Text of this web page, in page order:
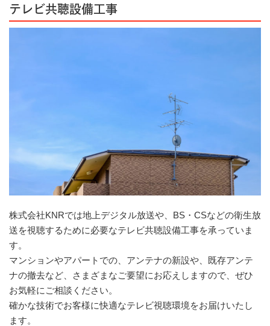
テレビ共聴設備工事
株式会社KNRでは地上デジタル放送や、BS・CSなどの衛生放
送を視聴するために必要なテレビ共聴設備工事を承っていま
す。
マンションやアパートでの、アンテナの新設や、既存アンテ
ナの撤去など、さまざまなご要望にお応えしますので、ぜひ
お気軽にご相談ください。
確かな技術でお客様に快適なテレビ視聴環境をお届けいたし
ます。